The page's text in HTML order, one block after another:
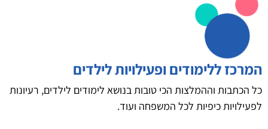
המרכז ללימודים ופעילויות לילדים
כל הכתבות וההמלצות הכי טובות בנושא לימודים לילדים, רעיונות
לפעילויות כיפיות לכל המשפחה ועוד.